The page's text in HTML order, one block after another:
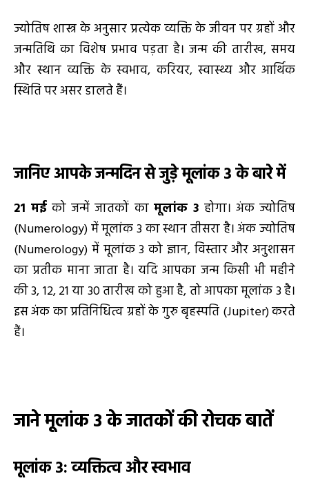
ज्योतिष शास्त्र के अनुसार प्रत्येक व्यक्ति के जीवन पर ग्रहों और
जन्मतिथि का विशेष प्रभाव पड़ता है। जन्म की तारीख, समय
और स्थान व्यक्ति के स्वभाव, करियर, स्वास्थ्य और आर्थिक
स्थिति पर असर डालते हैं।
जानिए आपके जन्मदिन से जुड़े मूलांक3के बारे में
21 मई को जन्में जातकों का मूलांक 3 होगा। अंक ज्योतिष
(Numerology) में मूलांक 3 का स्थान तीसरा है। अंक ज्योतिष
(Numerology) में मूलांक 3 को ज्ञान, विस्तार और अनुशासन
का प्रतीक माना जाता है। यदि आपका जन्म किसी भी महीने
की 3, 12, 21 या 30 तारीख को हुआ है, तो आपका मूलांक 3 है।
इस अंक का प्रतिनिधित्व ग्रहों के गुरु बृहस्पति (Jupiter) करते
हैं।
जाने मूलांक3के जातकों की रोचक बातें
मूलांक3:व्यक्तित्व और स्वभाव